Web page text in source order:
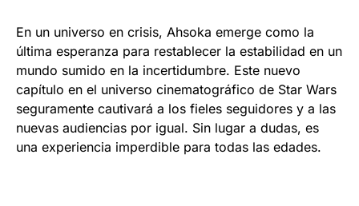
En un universo en crisis, Ahsoka emerge como la
última esperanza para restablecer la estabilidad en un
mundo sumido en la incertidumbre. Este nuevo
capítulo en el universo cinematográfico de Star Wars
seguramente cautivará a los fieles seguidores y a las
nuevas audiencias por igual. Sin lugar a dudas, es
una experiencia imperdible para todas las edades.